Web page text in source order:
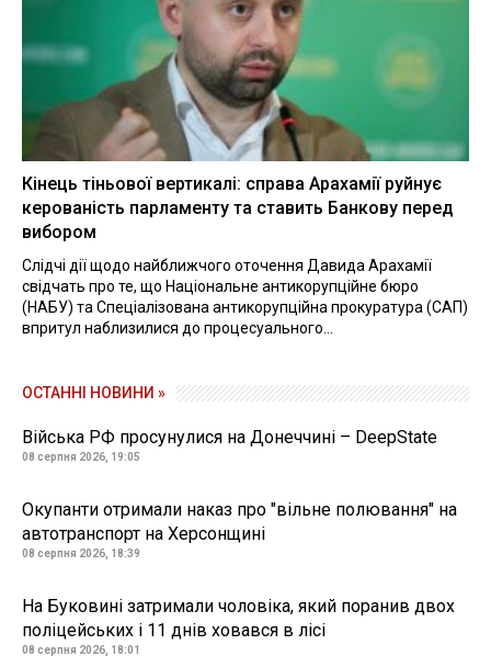
Кінець тіньової вертикалі: справа Арахамії руйнує
керованість парламенту та ставить Банкову перед
вибором
Слідчі дії щодо найближчого оточення Давида Арахамії
свідчать про те, що Національне антикорупційне бюро
(НАБУ) та Спеціалізована антикорупційна прокуратура (САП)
впритул наблизилися до процесуального...
ОСТАННІ НОВИНИ »
Війська РФ просунулися на Донеччині – DeepState
08 серпня 2026, 19:05
Окупанти отримали наказ про "вільне полювання" на
автотранспорт на Херсонщині
08 серпня 2026, 18:39
На Буковині затримали чоловіка, який поранив двох
поліцейських і 11 днів ховався в лісі
08 серпня 2026, 18:01